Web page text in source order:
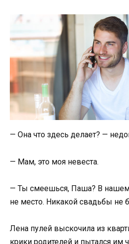
— Она что здесь делает? —
— Мам, это моя невеста.
— Ты смеешься, Паша? В
не место. Никакой свадьбы не
Лена пулей выскочила из
крики родителей и пытался им